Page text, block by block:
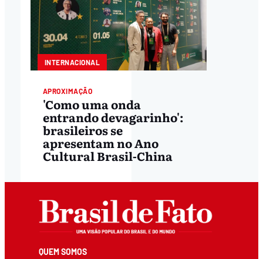
INTERNACIONAL
APROXIMAÇÃO
'Como uma onda
entrando devagarinho':
brasileiros se
apresentam no Ano
Cultural Brasil-China
QUEM SOMOS